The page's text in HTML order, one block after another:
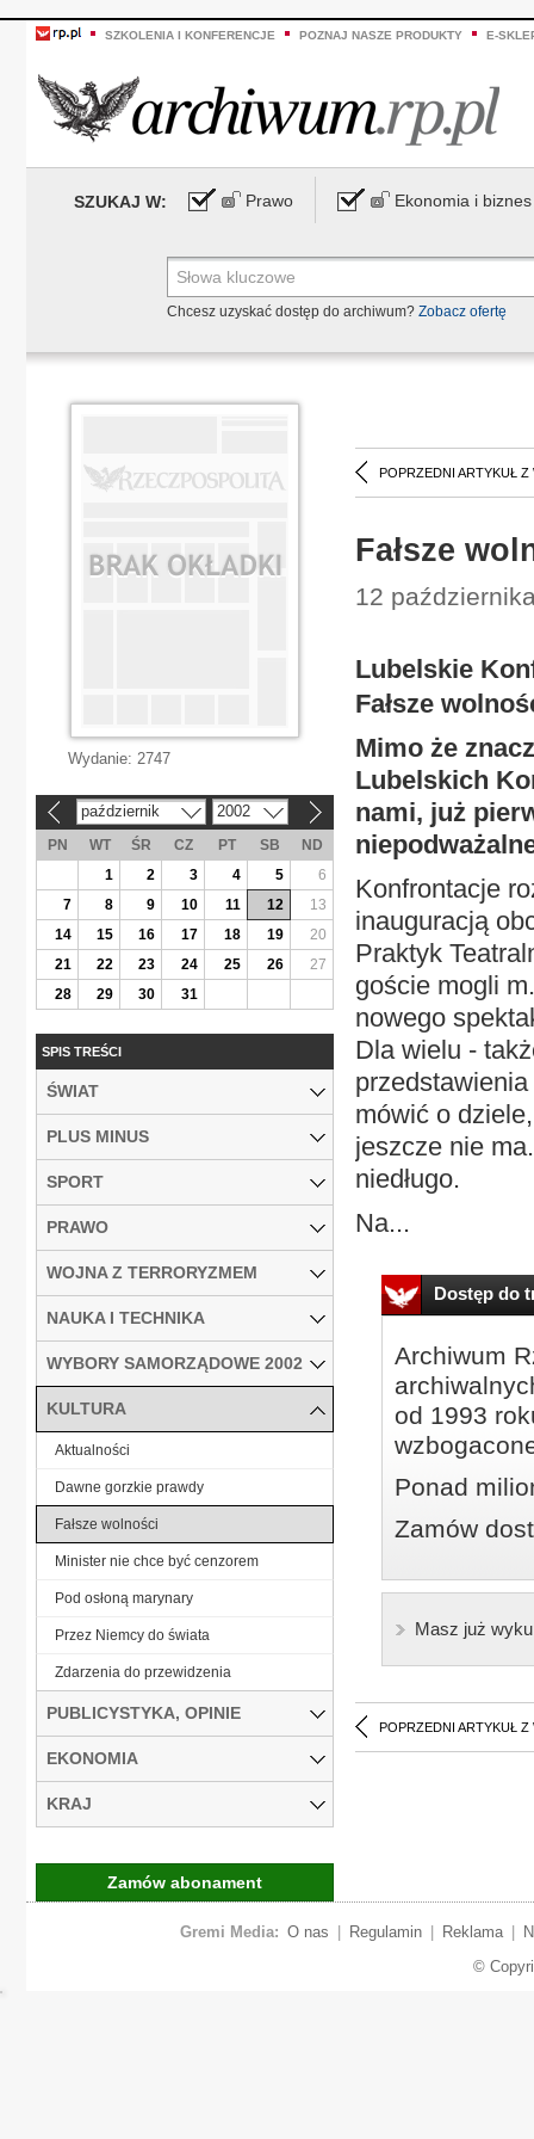
SZKOLENIA I KONFERENCJE POZNAJ NASZE PRODUKTY E-
SZUKAJ W: Prawo Ekonomia i biznes
Chcesz uzyskać dostęp do archiwum? Zobacz ofertę
POPRZEDNI ARTYKUŁ Z
Fałsze
12
Lubelskie
Fałsze
Mimo że
Lubelskich
nami, już
Konfrontacje
inauguracją
Praktyk
goście mogli
nowego
Dla wielu -
mówić o
jeszcze nie
niedługo.
Na...
Dostęp do
Archiwum
od 1993
Ponad
Zamów
Masz już
POPRZEDNI ARTYKUŁ Z
Wydanie: 2747
październik 2002
PN WT ŚR CZ PT SB
ND
1
2 3 4 5
6
7
8 9 10 11 12
13
14
15 16 17 18 19
20
21
22 23 24 25 26
27
28
29 30 31
SPIS TREŚCI
ŚWIAT
PLUS MINUS
SPORT
PRAWO
WOJNA Z TERRORYZMEM
NAUKA I TECHNIKA
WYBORY SAMORZĄDOWE 2002
KULTURA
Aktualności
Dawne gorzkie prawdy
Fałsze wolności
Minister nie chce być cenzorem
Pod osłoną marynary
Przez Niemcy do świata
Zdarzenia do przewidzenia
PUBLICYSTYKA, OPINIE
EKONOMIA
KRAJ
Zamów abonament
Gremi Media: O nas Regulamin Reklama
©